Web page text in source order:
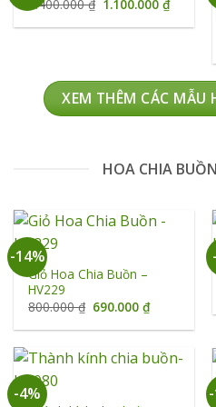
1.400.000₫
gốc
là:
1.100.000₫
tại
XEM THÊM CÁC MẪU
HOA CHIA BUỒN
-14%
Giỏ Hoa Chia Buồn –
HV229
800.000₫ Giá
gốc
là:
690.000₫Giá
tại
690.000 ₫.
-4%